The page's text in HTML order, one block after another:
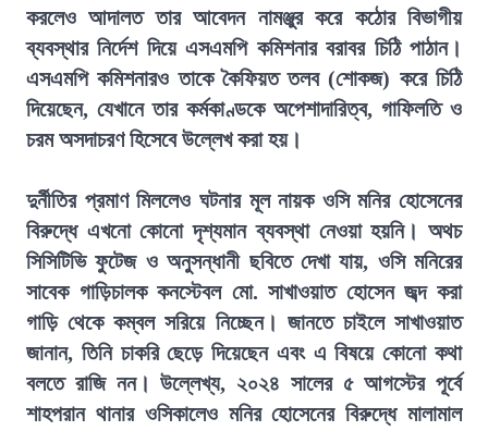
করলেও আদালত তার আবেদন নামঞ্জুর করে কঠোর বিভাগীয়
ব্যবস্থার নির্দেশ দিয়ে এসএমপি কমিশনার বরাবর চিঠি পাঠান।
এসএমপি কমিশনারও তাকে কৈফিয়ত তলব (শোকজ) করে চিঠি
দিয়েছেন, যেখানে তার কর্মকাণ্ডকে অপেশাদারিত্ব, গাফিলতি ও
চরম অসদাচরণ হিসেবে উল্লেখ করা হয়।
দুর্নীতির প্রমাণ মিললেও ঘটনার মূল নায়ক ওসি মনির হোসেনের
বিরুদ্ধে এখনো কোনো দৃশ্যমান ব্যবস্থা নেওয়া হয়নি। অথচ
সিসিটিভি ফুটেজ ও অনুসন্ধানী ছবিতে দেখা যায়, ওসি মনিরের
সাবেক গাড়িচালক কনস্টেবল মো. সাখাওয়াত হোসেন জব্দ করা
গাড়ি থেকে কম্বল সরিয়ে নিচ্ছেন। জানতে চাইলে সাখাওয়াত
জানান, তিনি চাকরি ছেড়ে দিয়েছেন এবং এ বিষয়ে কোনো কথা
বলতে রাজি নন। উল্লেখ্য, ২০২৪ সালের ৫ আগস্টের পূর্বে
শাহপরান থানার ওসিকালেও মনির হোসেনের বিরুদ্ধে মালামাল